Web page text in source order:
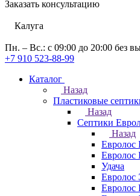
Заказать консультацию
Калуга
Пн. – Вс.: с 09:00 до 20:00 без
+7 910 523-88-99
Каталог
Назад
Пластиковые
Назад
Септики
Назад
Евролос
Евролос
Удача
Евролос
Евролос